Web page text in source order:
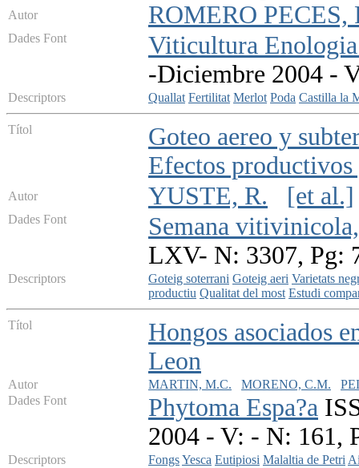
Autor ROMERO PECES,
Dades Font
Viticultura
-Diciembre 2004 -
Descriptors Quallat Fertilitat Merlot Poda Castilla la
Títol
Goteo aereo y
Efectos
Autor YUSTE, R. [et al.]
Dades Font
Semana
LXV- N: 3307, Pg:
Descriptors Goteig soterrani Goteig aeri Varietats
productiu Qualitat del most Estudi
Títol
Hongos asociados
Leon
Autor MARTIN, M.C. MORENO, C.M.
Dades Font
Phytoma Espa?a
2004 - V: - N: 161,
Descriptors FongsYesca Eutipiosi Malaltia de Petri